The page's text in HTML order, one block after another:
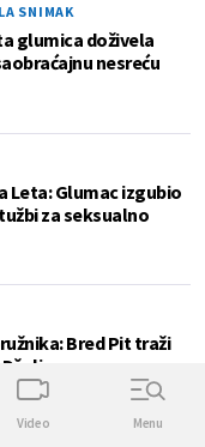
SNIMAK
glumica doživela
nesreću
Leta: Glumac izgubio
za seksualno
Bred Pit traži
Džoli
Video Menu